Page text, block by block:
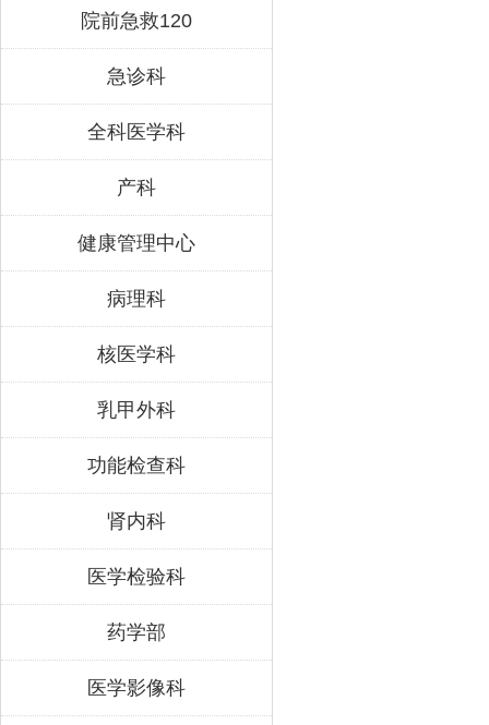
院前急救120
急诊科
全科医学科
产科
健康管理中心
病理科
核医学科
乳甲外科
功能检查科
肾内科
医学检验科
药学部
医学影像科